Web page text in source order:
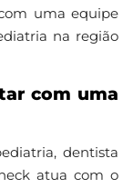
uma equipe
na região
com uma
dentista
atua com o